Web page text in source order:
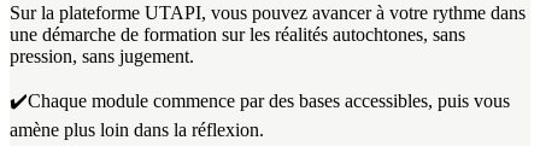
Sur la plateforme UTAPI, vous pouvez avancer à votre rythme dans
une démarche de formation sur les réalités autochtones, sans
pression, sans jugement.
✔️Chaque module commence par des bases accessibles, puis vous
amène plus loin dans la réflexion.